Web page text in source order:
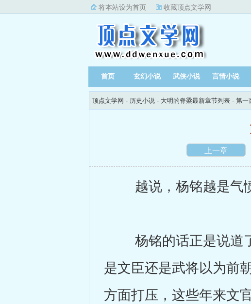
将本站设为首页 收藏顶点文学网
首页 玄幻小说 武侠小说 言情小说
顶点文学网 - 历史小说 - 大明的脊梁最新章节列表 - 第一
上一章
越说，杨铭越是气愤
杨铭的话正是说道了
是文臣还是武将以为前
方面打压，这些年来文